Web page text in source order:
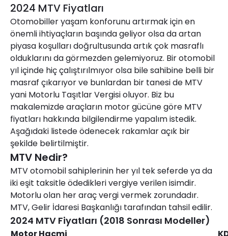
2024 MTV Fiyatları
Otomobiller yaşam konforunu artırmak için en
önemli ihtiyaçların başında geliyor olsa da artan
piyasa koşulları doğrultusunda artık çok masraflı
olduklarını da görmezden gelemiyoruz. Bir otomobil
yıl içinde hiç çalıştırılmıyor olsa bile sahibine belli bir
masraf çıkarıyor ve bunlardan bir tanesi de MTV
yani Motorlu Taşıtlar Vergisi oluyor. Biz bu
makalemizde araçların motor gücüne göre MTV
fiyatları hakkında bilgilendirme yapalım istedik.
Aşağıdaki listede ödenecek rakamlar açık bir
şekilde belirtilmiştir.
MTV Nedir?
MTV otomobil sahiplerinin her yıl tek seferde ya da
iki eşit taksitle ödedikleri vergiye verilen isimdir.
Motorlu olan her araç vergi vermek zorundadır.
MTV, Gelir İdaresi Başkanlığı tarafından tahsil edilir.
2024 MTV Fiyatları (2018 Sonrası Modeller)
Motor Hacmi